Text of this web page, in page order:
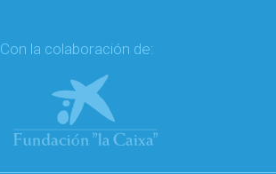
Con la colaboración de: